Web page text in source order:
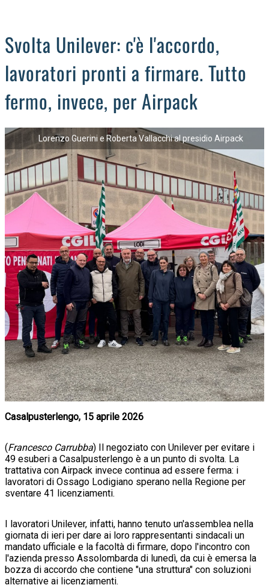
Svolta Unilever: c'è l'accordo,
lavoratori pronti a firmare. Tutto
fermo, invece, per Airpack
Lorenzo Guerini e Roberta Vallacchi al presidio Airpack
Casalpusterlengo, 15 aprile 2026
(Francesco Carrubba) Il negoziato con Unilever per evitare i
49 esuberi a Casalpusterlengo è a un punto di svolta. La
trattativa con Airpack invece continua ad essere ferma: i
lavoratori di Ossago Lodigiano sperano nella Regione per
sventare 41 licenziamenti.
I lavoratori Unilever, infatti, hanno tenuto un'assemblea nella
giornata di ieri per dare ai loro rappresentanti sindacali un
mandato ufficiale e la facoltà di firmare, dopo l'incontro con
l'azienda presso Assolombarda di lunedì, da cui è emersa la
bozza di accordo che contiene "una struttura" con soluzioni
alternative ai licenziamenti.